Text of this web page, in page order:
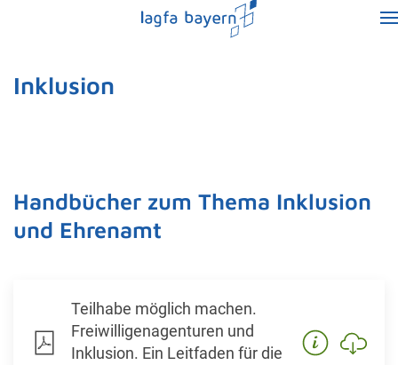
Inklusion
Handbücher zum Thema Inklusion
und Ehrenamt
Teilhabe möglich machen.
Freiwilligenagenturen und
Inklusion. Ein Leitfaden für die